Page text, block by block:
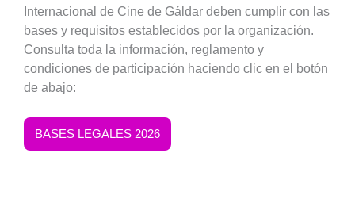
Internacional de Cine de Gáldar deben cumplir con las
bases y requisitos establecidos por la organización.
Consulta toda la información, reglamento y
condiciones de participación haciendo clic en el botón
de abajo:
BASES LEGALES 2026